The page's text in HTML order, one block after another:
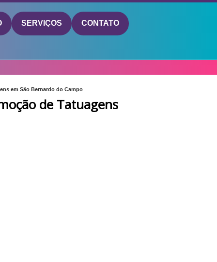
SERVIÇOS CONTATO
em São Bernardo do Campo
de Tatuagens